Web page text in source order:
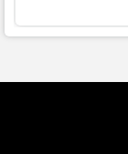
độc đáo, công
thanh vượt trội